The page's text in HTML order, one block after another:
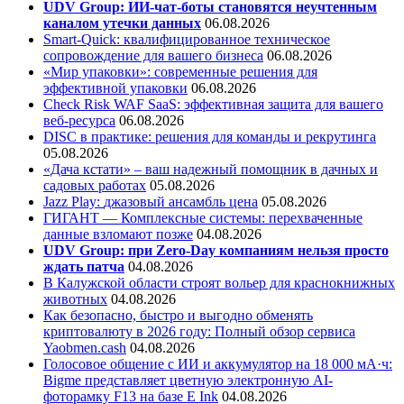
UDV Group: ИИ-чат-боты становятся неучтенным
каналом утечки данных 06.08.2026
Smart-Quick: квалифицированное техническое
сопровождение для вашего бизнеса 06.08.2026
«Мир упаковки»: современные решения для
эффективной упаковки 06.08.2026
Check Risk WAF SaaS: эффективная защита для вашего
веб-ресурса 06.08.2026
DISC в практике: решения для команды и рекрутинга
05.08.2026
«Дача кстати» – ваш надежный помощник в дачных и
садовых работах 05.08.2026
Jazz Play: джазовый ансамбль цена 05.08.2026
ГИГАНТ — Комплексные системы: перехваченные
данные взломают позже 04.08.2026
UDV Group: при Zero-Day компаниям нельзя просто
ждать патча 04.08.2026
В Калужской области строят вольер для краснокнижных
животных 04.08.2026
Как безопасно, быстро и выгодно обменять
криптовалюту в 2026 году: Полный обзор сервиса
Yaobmen.cash 04.08.2026
Голосовое общение с ИИ и аккумулятор на 18 000 мА·ч:
Bigme представляет цветную электронную AI-
фоторамку F13 на базе E Ink 04.08.2026